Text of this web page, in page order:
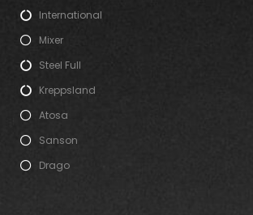
International
Mixer
Steel Full
Kreppsland
Atosa
Sanson
Drago